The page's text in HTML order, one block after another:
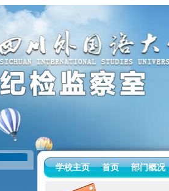
学校主页 首页 部门概况